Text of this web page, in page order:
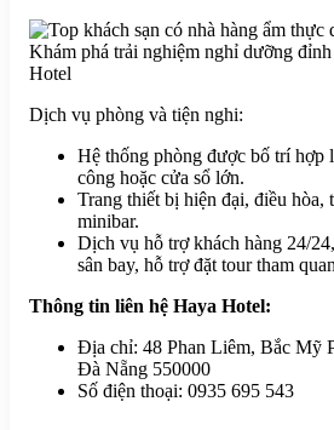
Dịch vụ phòng và tiện nghi:
Hệ thống phòng được bố trí hợp
công hoặc cửa sổ lớn.
Trang thiết bị hiện đại, điều hòa,
minibar.
Dịch vụ hỗ trợ khách hàng 24/
sân bay, hỗ trợ đặt tour tham
Thông tin liên hệ Haya Hotel:
Địa chỉ: 48 Phan Liêm, Bắc Mỹ
Đà Nẵng 550000
Số điện thoại: 0935 695 543